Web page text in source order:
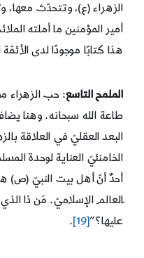
الزهراء (ع)، وتتحدّث معها،
أمير المؤمنين ما أملته
هذا كتابًا موجودًا لدى
الملمح التاسع: حب الزهراء
طاعة الله سبحانه. وهنا
البعد العقليّ في العلاقة
الخامنئيّ العناية لوحدة
أحدٌ أنّ أهل بيت النبيّ (ص)
ّالعالم الإسلاميّ. مَن ذا
عليها؟”[19]
.